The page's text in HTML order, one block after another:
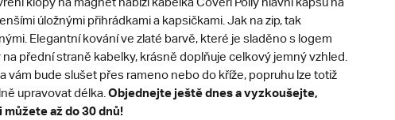
úložnými přihrádkami a kapsičkami. Jak na zip, tak
Elegantní kování ve zlaté barvě, které je sladěno s logem
na přední straně kabelky, krásně doplňuje celkový jemný vzhled.
vám bude slušet přes rameno nebo do kříže, popruhu lze totiž
upravovat délka. Objednejte ještě dnes a vyzkoušejte,
až do 30 dnů!